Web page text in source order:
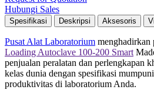
Hubungi Sales
Spesifikasi Deskripsi Aksesoris
Pusat Alat Laboratorium menghadirkan
Loading Autoclave 100-200 Smart
penjualan peralatan dan perlengkapan
kelas dunia dengan spesifikasi
produktivitas di laboratorium Anda.